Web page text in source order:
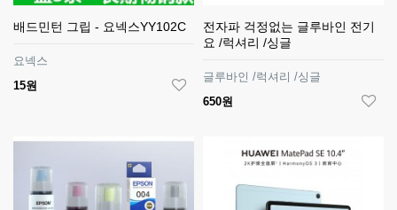
배드민턴 그립 - 요넥스YY102C
요넥스
15원
전자파 걱정없는 글루바인 전기
요 /럭셔리 /싱글
글루바인 /럭셔리 /싱글
650원